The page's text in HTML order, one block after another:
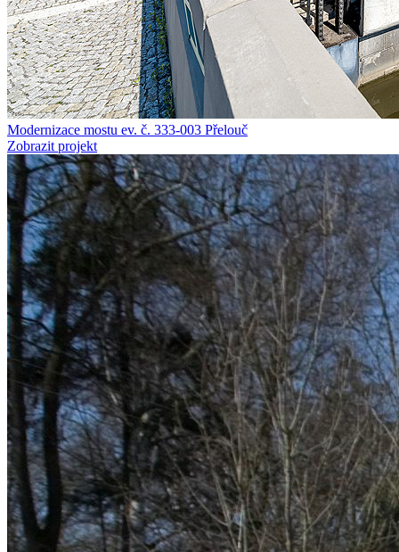
Modernizace mostu ev. č. 333-003 Přelouč
Zobrazit projekt